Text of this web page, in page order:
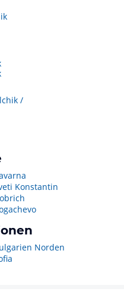
/
Konstantin
Norden